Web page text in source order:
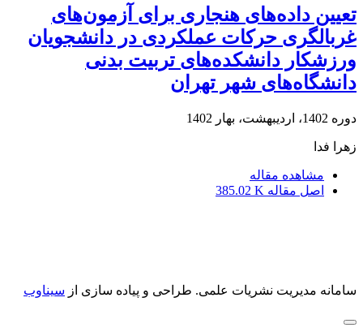
تعیین داده‌های هنجاری برای آزمون‌های
غربالگری حرکات عملکردی در دانشجویان
ورزشکار دانشکده‌های تربیت بدنی
دانشگاه‌های شهر تهران
دوره 1402، اردیبهشت، بهار 1402
زهرا فدا
مشاهده مقاله
اصل مقاله 385.02 K
سامانه مدیریت نشریات علمی. طراحی و پیاده سازی از سیناوب